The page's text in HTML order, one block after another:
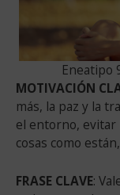
Eneatipo
MOTIVACIÓN
más, la paz y la
el entorno, evitar
cosas como
FRASE CLAVE: